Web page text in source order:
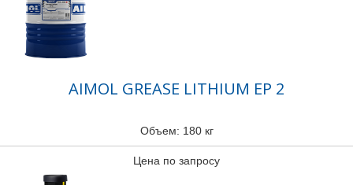
AIMOL GREASE LITHIUM EP 2
Объем: 180 кг
Цена по запросу